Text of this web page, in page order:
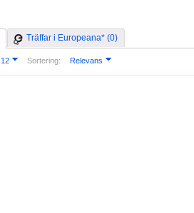
Träffar i Europeana* (0)
12 Sortering: Relevans